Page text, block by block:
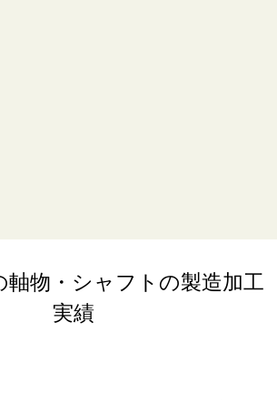
軸物・シャフトの製造加工
実績